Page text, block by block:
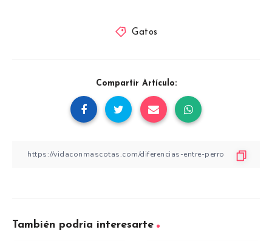
Gatos
Compartir Artículo:
También podría interesarte